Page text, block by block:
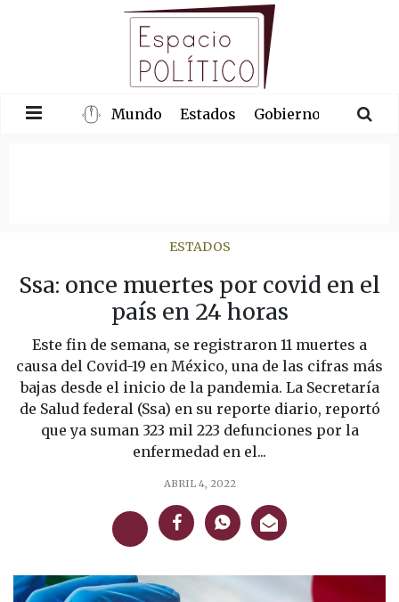
Mundo Estados Gobierno
ESTADOS
Ssa: once muertes por covid en el
país en 24 horas
Este fin de semana, se registraron 11 muertes a
causa del Covid-19 en México, una de las cifras más
bajas desde el inicio de la pandemia. La Secretaría
de Salud federal (Ssa) en su reporte diario, reportó
que ya suman 323 mil 223 defunciones por la
enfermedad en el...
ABRIL 4, 2022